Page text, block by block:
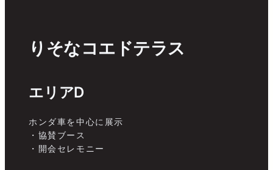
りそなコエドテラス
エリアD
ホンダ車を中心に展示
・協賛ブース
・開会セレモニー